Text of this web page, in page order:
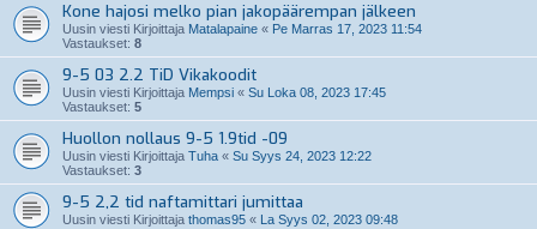
Kone hajosi melko pian jakopäärempan jälkeen
Uusin viesti Kirjoittaja Matalapaine « Pe Marras 17, 2023 11:54
Vastaukset: 8
9-5 03 2.2 TiD Vikakoodit
Uusin viesti Kirjoittaja Mempsi « Su Loka 08, 2023 17:45
Vastaukset: 5
Huollon nollaus 9-5 1.9tid -09
Uusin viesti Kirjoittaja Tuha « Su Syys 24, 2023 12:22
Vastaukset: 3
9-5 2,2 tid naftamittari jumittaa
Uusin viesti Kirjoittaja thomas95 « La Syys 02, 2023 09:48